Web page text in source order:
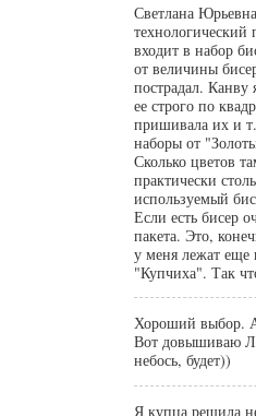
Светлана
технологический
входит в набор
от величины
пострадал.
ее строго по
пришивала их и
наборы от
Сколько цветов
практически
используемый
Если есть бисер
пакета. Это,
у меня лежат
"Купчиха". Так
Хороший выбор.
Вот довышиваю
небось, будет))
Я купца решила